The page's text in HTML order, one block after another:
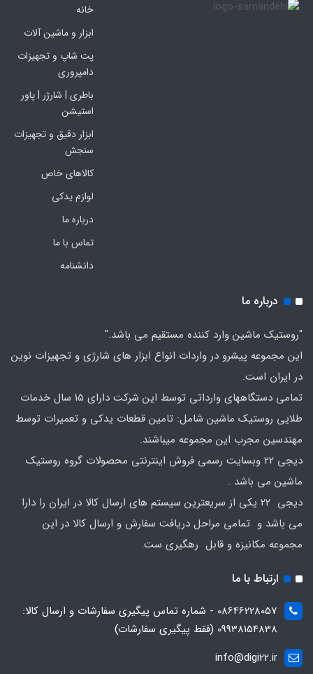
خانه
ابزار و ماشین آلات
پت شاپ و تجهیزات
دامپروری
باطری | شارژر | پاور
استیشن
ابزار دقیق و تجهیزات
سنجش
کالاهای خاص
لوازم یدکی
درباره ما
تماس با ما
دانشنامه
درباره ما
"روستیک ماشین وارد کننده مستقیم می باشد."
این مجموعه پیشرو در واردات انواع ابزار های شارژی و تجهیزات نوین
در ایران است.
تمامی دستگاههای وارداتی توسط این شرکت دارای 15 سال خدمات
طلایی روستیک ماشین شامل: تامین قطعات یدکی و تعمیرات توسط
مهندسین مجرب این مجموعه میباشند.
دیجی 22 وبسایت رسمی فروش اینترنتی محصولات گروه روستیک
ماشین می باشد .
دیجی 22 یکی از سریعترین سیستم های ارسال کالا در ایران را دارا
می باشد و تمامی مراحل دریافت سفارش و ارسال کالا در این
مجموعه مکانیزه و قابل رهگیری ست.
ارتباط با ما
08646228057 - شماره تماس پیگیری سفارشات و ارسال کالا:
09938154838 (فقط پیگیری سفارشات)
info@digi22.ir